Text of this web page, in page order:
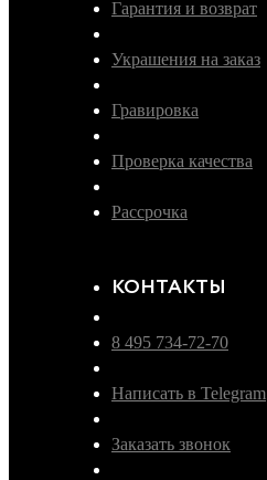
Гарантия и возврат
Украшения на заказ
Гравировка
Проверка качества
Рассрочка
КОНТАКТЫ
8 495 734-72-70
Написать в Telegram
Заказать звонок